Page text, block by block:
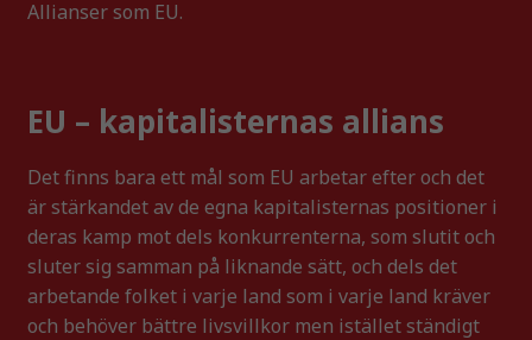
Allianser som EU.
EU – kapitalisternas allians
Det finns bara ett mål som EU arbetar efter och det
är stärkandet av de egna kapitalisternas positioner i
deras kamp mot dels konkurrenterna, som slutit och
sluter sig samman på liknande sätt, och dels det
arbetande folket i varje land som i varje land kräver
och behöver bättre livsvillkor men istället ständigt